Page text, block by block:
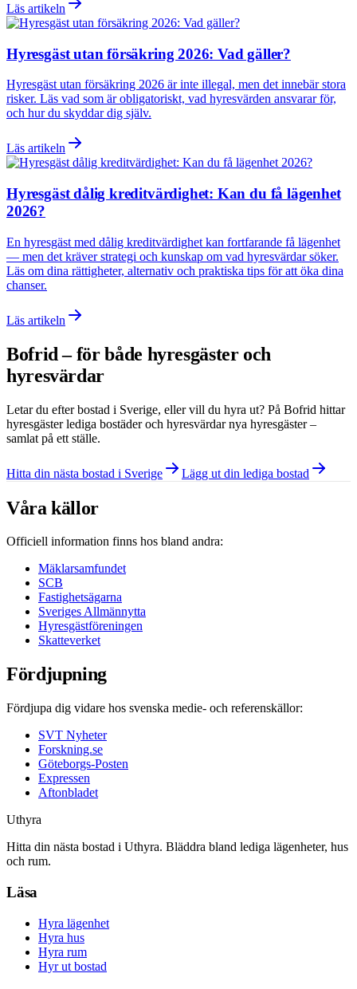
Läs artikeln
Hyresgäst utan försäkring 2026: Vad gäller?
Hyresgäst utan försäkring 2026 är inte illegal, men det innebär stora
risker. Läs vad som är obligatoriskt, vad hyresvärden ansvarar för,
och hur du skyddar dig själv.
Läs artikeln
Hyresgäst dålig kreditvärdighet: Kan du få lägenhet
2026?
En hyresgäst med dålig kreditvärdighet kan fortfarande få lägenhet
— men det kräver strategi och kunskap om vad hyresvärdar söker.
Läs om dina rättigheter, alternativ och praktiska tips för att öka dina
chanser.
Läs artikeln
Bofrid – för både hyresgäster och
hyresvärdar
Letar du efter bostad i Sverige, eller vill du hyra ut? På Bofrid hittar
hyresgäster lediga bostäder och hyresvärdar nya hyresgäster –
samlat på ett ställe.
Hitta din nästa bostad i Sverige Lägg ut din lediga bostad
Våra källor
Officiell information finns hos bland andra:
Mäklarsamfundet
SCB
Fastighetsägarna
Sveriges Allmännytta
Hyresgästföreningen
Skatteverket
Fördjupning
Fördjupa dig vidare hos svenska medie- och referenskällor:
SVT Nyheter
Forskning.se
Göteborgs-Posten
Expressen
Aftonbladet
Uthyra
Hitta din nästa bostad i Uthyra. Bläddra bland lediga lägenheter, hus
och rum.
Läsa
Hyra lägenhet
Hyra hus
Hyra rum
Hyr ut bostad